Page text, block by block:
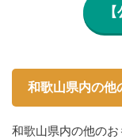
和歌山県内の他
和歌山県内の他の